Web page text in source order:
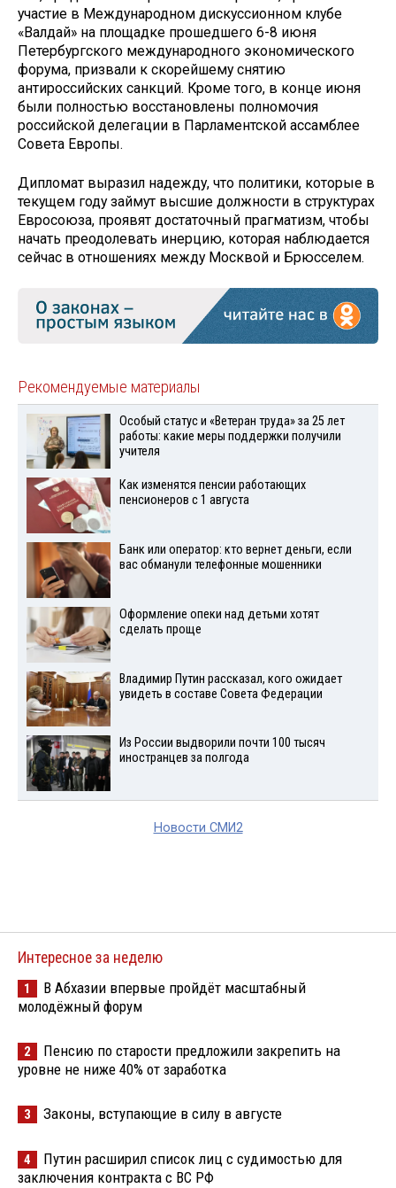
участие в Международном дискуссионном клубе
«Валдай» на площадке прошедшего 6-8 июня
Петербургского международного экономического
форума, призвали к скорейшему снятию
антироссийских санкций. Кроме того, в конце июня
были полностью восстановлены полномочия
российской делегации в Парламентской ассамблее
Совета Европы.
Дипломат выразил надежду, что политики, которые в
текущем году займут высшие должности в структурах
Евросоюза, проявят достаточный прагматизм, чтобы
начать преодолевать инерцию, которая наблюдается
сейчас в отношениях между Москвой и Брюсселем.
Рекомендуемые материалы
Особый статус и «Ветеран труда» за 25 лет
работы: какие меры поддержки получили
учителя
Как изменятся пенсии работающих
пенсионеров с 1 августа
Банк или оператор: кто вернет деньги, если
вас обманули телефонные мошенники
Оформление опеки над детьми хотят
сделать проще
Владимир Путин рассказал, кого ожидает
увидеть в составе Совета Федерации
Из России выдворили почти 100 тысяч
иностранцев за полгода
Новости СМИ2
Интересное за неделю
1
В Абхазии впервые пройдёт масштабный
молодёжный форум
2
Пенсию по старости предложили закрепить на
уровне не ниже 40% от заработка
3 Законы, вступающие в силу в августе
4
Путин расширил список лиц с судимостью для
заключения контракта с ВС РФ